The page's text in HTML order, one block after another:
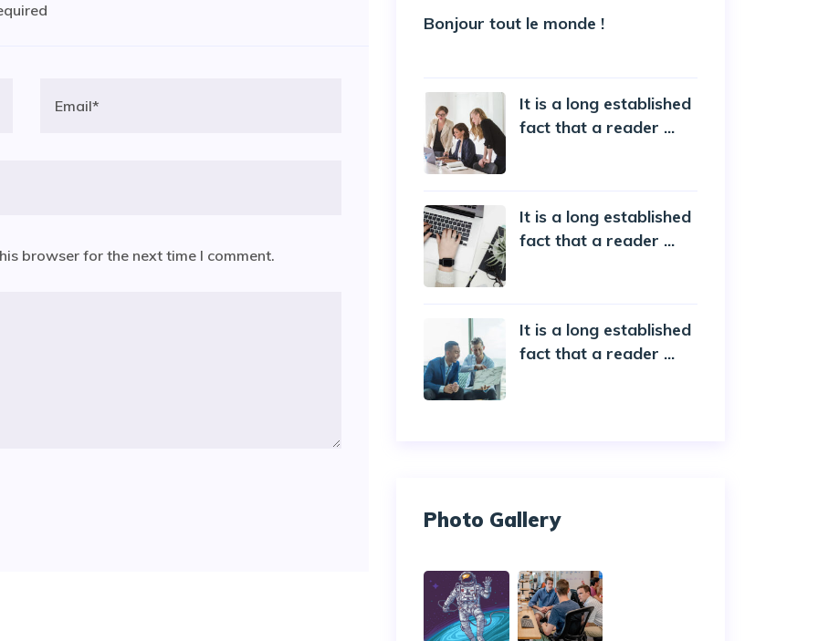
browser for the next time I comment.
Bonjour tout le monde !
It is a long established
fact that a reader ...
It is a long established
fact that a reader ...
It is a long established
fact that a reader ...
Photo Gallery